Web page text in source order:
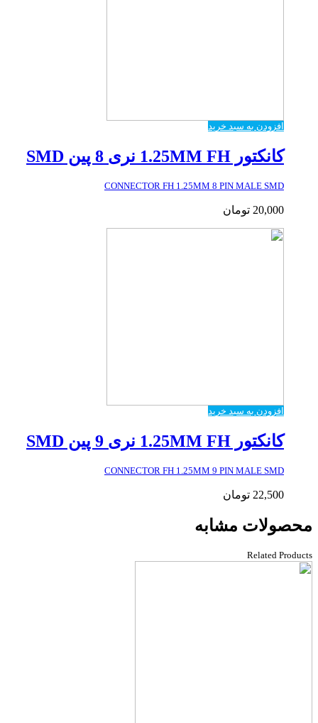
افزودن به سبد خرید
کانکتور 1.25MM FH نری 8 پین SMD
CONNECTOR FH 1.25MM 8 PIN MALE SMD
20,000 تومان
افزودن به سبد خرید
کانکتور 1.25MM FH نری 9 پین SMD
CONNECTOR FH 1.25MM 9 PIN MALE SMD
22,500 تومان
محصولات مشابه
Related Products